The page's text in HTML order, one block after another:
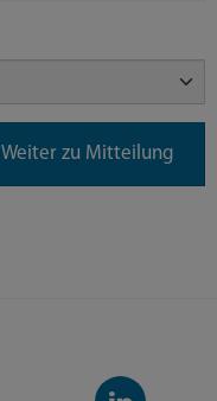
Weiter zu Mitteilung
LinkedIn-